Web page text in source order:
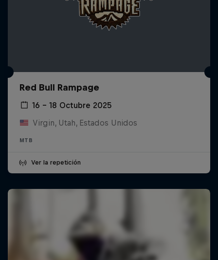
Red Bull Rampage
16 – 18 Octubre 2025
Virgin, Utah, Estados Unidos
MTB
Ver la repetición